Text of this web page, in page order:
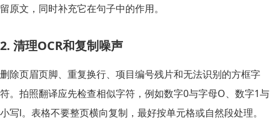
留原文，同时补充它在句子中的作用。
2. 清理OCR和复制噪声
删除页眉页脚、重复换行、项目编号残片和无法识别的方框字
符。拍照翻译应先检查相似字符，例如数字0与字母O、数字1与
小写l。表格不要整页横向复制，最好按单元格或自然段处理。